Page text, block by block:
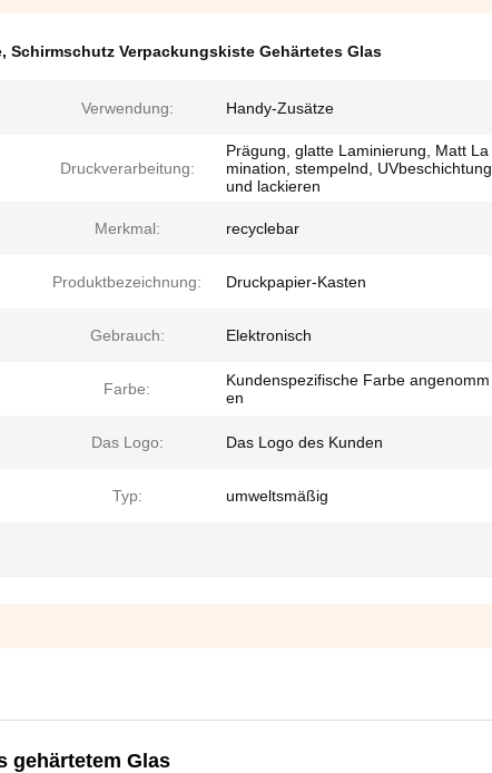
, Schirmschutz Verpackungskiste Gehärtetes Glas
Verwendung: Handy-Zusätze
Druckverarbeitung:
Prägung, glatte Laminierung, Matt La
mination, stempelnd, UVbeschichtung
und lackieren
Merkmal: recyclebar
Produktbezeichnung: Druckpapier-Kasten
Gebrauch: Elektronisch
Farbe:
Kundenspezifische Farbe angenomm
en
Das Logo: Das Logo des Kunden
Typ: umweltsmäßig
gehärtetem Glas